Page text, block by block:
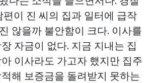
편이 진 씨의 집과 일터에 급작
않을까 불안함이 크다. 이사를
자금이 없다. 지금 지내는 집
이사라도 가고자 했지만 집주
해 보증금을 돌려받지 못하는